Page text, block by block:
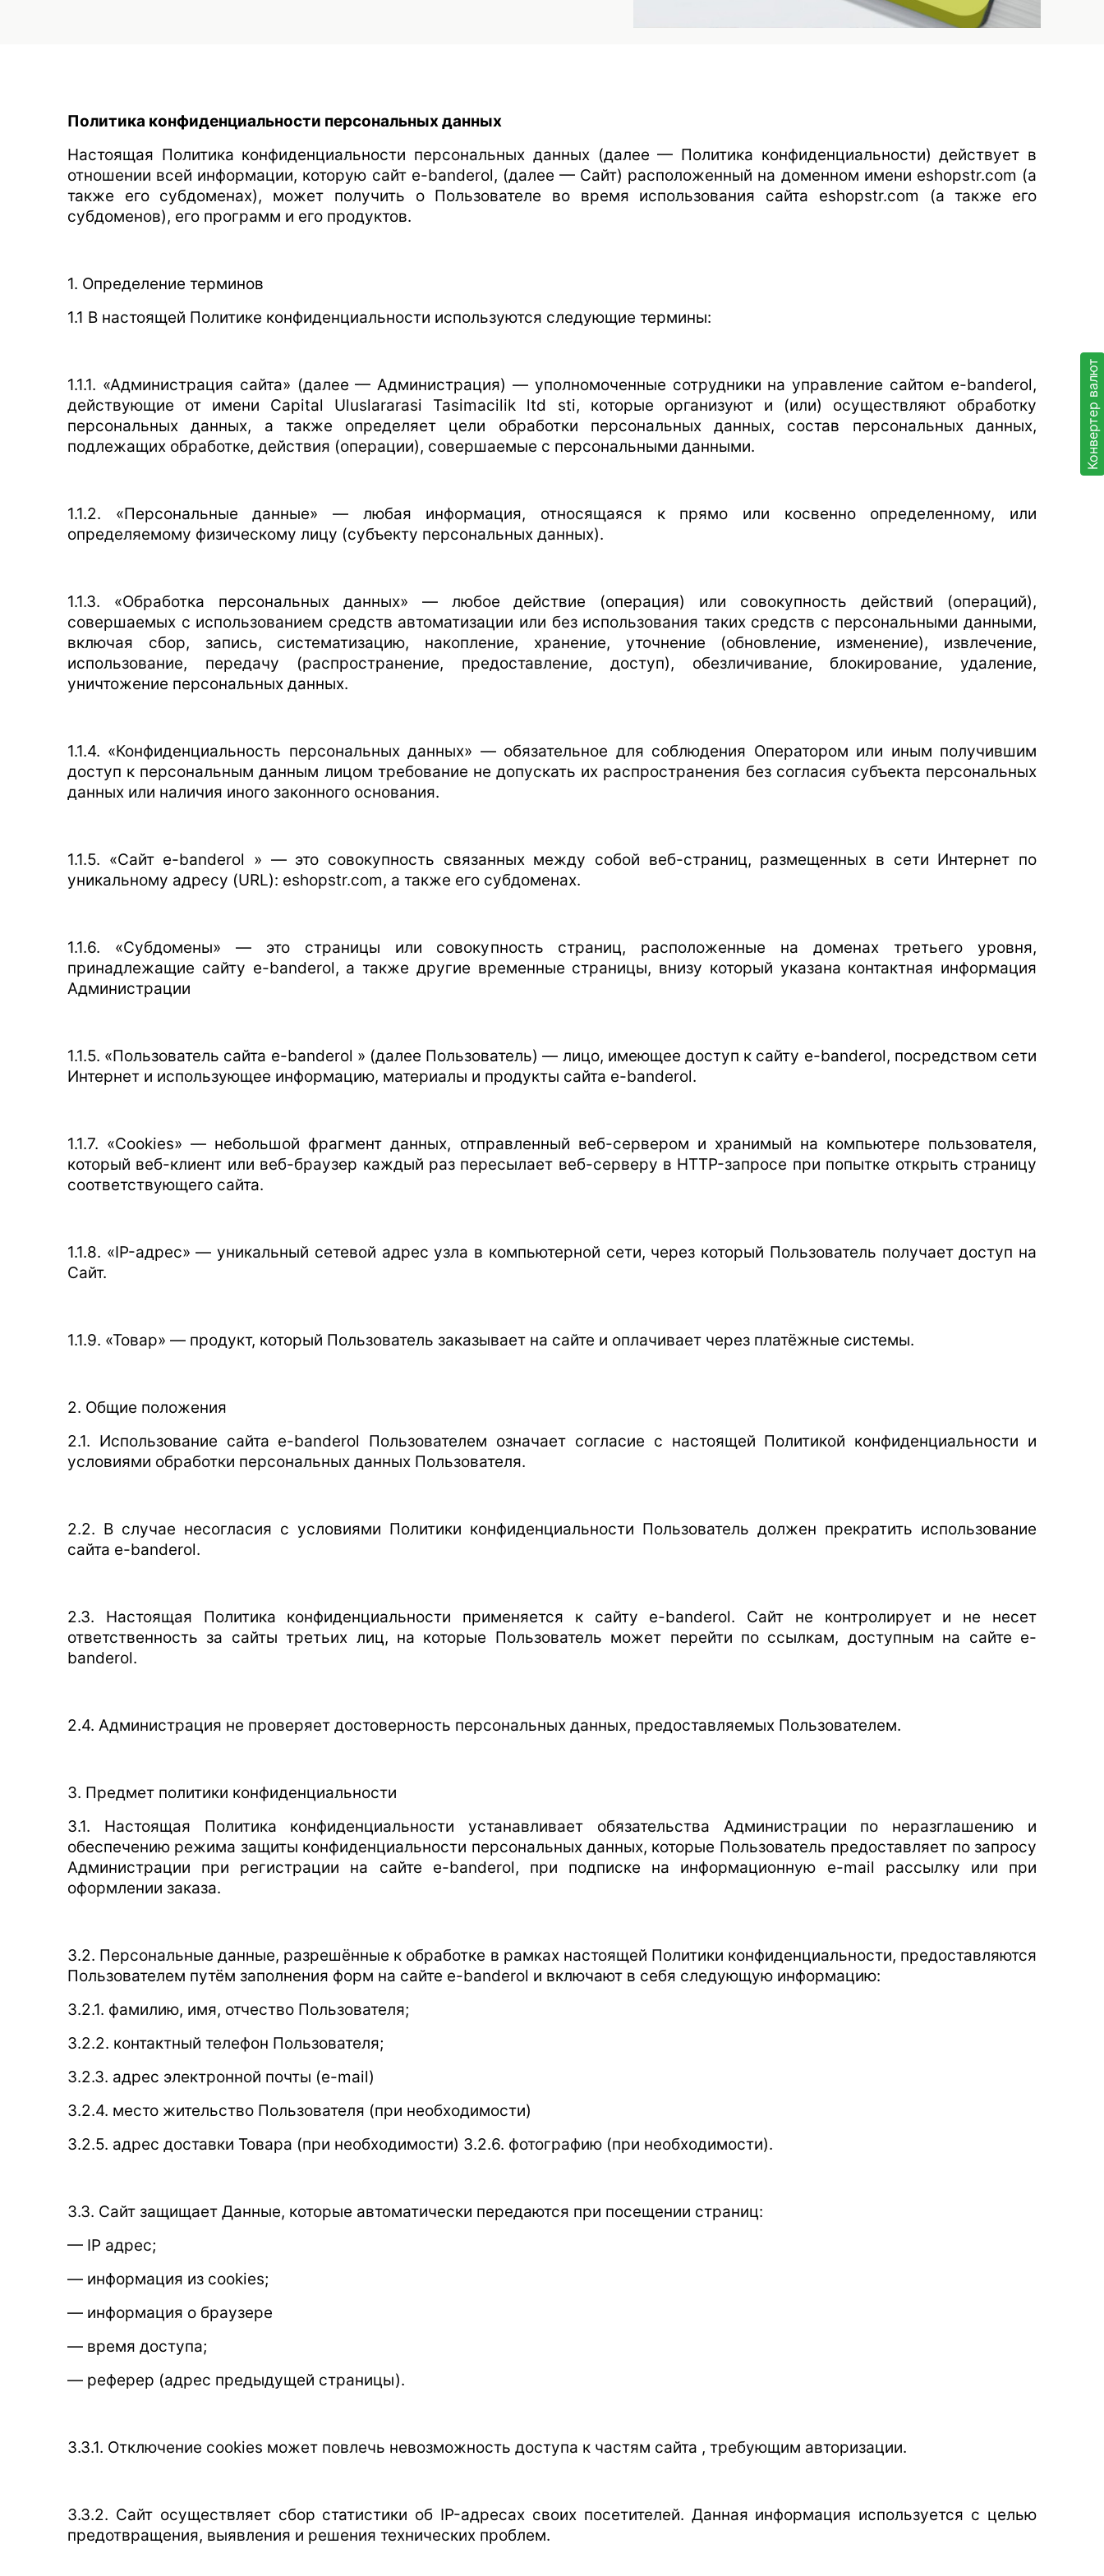
Политика конфиденциальности персональных данных
Настоящая Политика конфиденциальности персональных данных (далее — Политика конфиденциальности) действует в
отношении всей информации, которую сайт e-banderol, (далее — Сайт) расположенный на доменном имени eshopstr.com (а
также его субдоменах), может получить о Пользователе во время использования сайта eshopstr.com (а также его
субдоменов), его программ и его продуктов.
1. Определение терминов
1.1 В настоящей Политике конфиденциальности используются следующие термины:
1.1.1. «Администрация сайта» (далее — Администрация) — уполномоченные сотрудники на управление сайтом e-banderol,
действующие от имени Capital Uluslararasi Tasimacilik ltd sti, которые организуют и (или) осуществляют обработку
персональных данных, а также определяет цели обработки персональных данных, состав персональных данных,
подлежащих обработке, действия (операции), совершаемые с персональными данными.
1.1.2. «Персональные данные» — любая информация, относящаяся к прямо или косвенно определенному, или
определяемому физическому лицу (субъекту персональных данных).
1.1.3. «Обработка персональных данных» — любое действие (операция) или совокупность действий (операций),
совершаемых с использованием средств автоматизации или без использования таких средств с персональными данными,
включая сбор, запись, систематизацию, накопление, хранение, уточнение (обновление, изменение), извлечение,
использование, передачу (распространение, предоставление, доступ), обезличивание, блокирование, удаление,
уничтожение персональных данных.
1.1.4. «Конфиденциальность персональных данных» — обязательное для соблюдения Оператором или иным получившим
доступ к персональным данным лицом требование не допускать их распространения без согласия субъекта персональных
данных или наличия иного законного основания.
1.1.5. «Сайт e-banderol » — это совокупность связанных между собой веб-страниц, размещенных в сети Интернет по
уникальному адресу (URL): eshopstr.com, а также его субдоменах.
1.1.6. «Субдомены» — это страницы или совокупность страниц, расположенные на доменах третьего уровня,
принадлежащие сайту e-banderol, а также другие временные страницы, внизу который указана контактная информация
Администрации
1.1.5. «Пользователь сайта e-banderol » (далее Пользователь) — лицо, имеющее доступ к сайту e-banderol, посредством сети
Интернет и использующее информацию, материалы и продукты сайта e-banderol.
1.1.7. «Cookies» — небольшой фрагмент данных, отправленный веб-сервером и хранимый на компьютере пользователя,
который веб-клиент или веб-браузер каждый раз пересылает веб-серверу в HTTP-запросе при попытке открыть страницу
соответствующего сайта.
1.1.8. «IP-адрес» — уникальный сетевой адрес узла в компьютерной сети, через который Пользователь получает доступ на
Сайт.
1.1.9. «Товар» — продукт, который Пользователь заказывает на сайте и оплачивает через платёжные системы.
2. Общие положения
2.1. Использование сайта e-banderol Пользователем означает согласие с настоящей Политикой конфиденциальности и
условиями обработки персональных данных Пользователя.
2.2. В случае несогласия с условиями Политики конфиденциальности Пользователь должен прекратить использование
сайта e-banderol.
2.3. Настоящая Политика конфиденциальности применяется к сайту e-banderol. Сайт не контролирует и не несет
ответственность за сайты третьих лиц, на которые Пользователь может перейти по ссылкам, доступным на сайте e-
banderol.
2.4. Администрация не проверяет достоверность персональных данных, предоставляемых Пользователем.
3. Предмет политики конфиденциальности
3.1. Настоящая Политика конфиденциальности устанавливает обязательства Администрации по неразглашению и
обеспечению режима защиты конфиденциальности персональных данных, которые Пользователь предоставляет по запросу
Администрации при регистрации на сайте e-banderol, при подписке на информационную e-mail рассылку или при
оформлении заказа.
3.2. Персональные данные, разрешённые к обработке в рамках настоящей Политики конфиденциальности, предоставляются
Пользователем путём заполнения форм на сайте e-banderol и включают в себя следующую информацию:
3.2.1. фамилию, имя, отчество Пользователя;
3.2.2. контактный телефон Пользователя;
3.2.3. адрес электронной почты (e-mail)
3.2.4. место жительство Пользователя (при необходимости)
3.2.5. адрес доставки Товара (при необходимости) 3.2.6. фотографию (при необходимости).
3.3. Сайт защищает Данные, которые автоматически передаются при посещении страниц:
— IP адрес;
— информация из cookies;
— информация о браузере
— время доступа;
— реферер (адрес предыдущей страницы).
3.3.1. Отключение cookies может повлечь невозможность доступа к частям сайта , требующим авторизации.
3.3.2. Сайт осуществляет сбор статистики об IP-адресах своих посетителей. Данная информация используется с целью
предотвращения, выявления и решения технических проблем.
Конвертер валют